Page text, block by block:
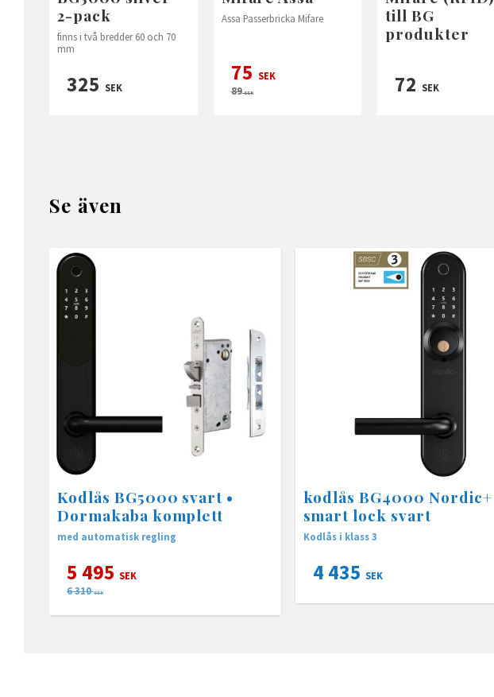
2-pack
finns i två bredder 60 och 70
mm
325 SEK
Assa Passerbricka Mifare
75 SEK
89SEK
till BG
produkter
72 SEK
Se även
Kodlås BG5000 svart •
Dormakaba komplett
med automatisk regling
5 495 SEK
6 310 SEK
kodlås BG4000 Nordic+
smart lock svart
Kodlås i klass 3
4 435 SEK